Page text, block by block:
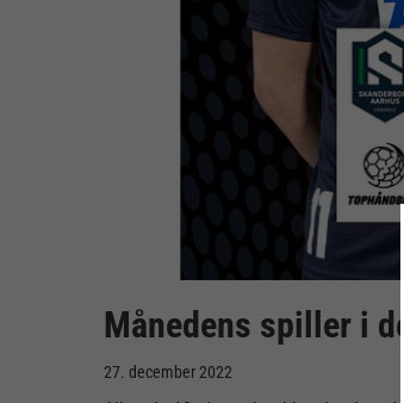
Månedens spiller i
27. december 2022